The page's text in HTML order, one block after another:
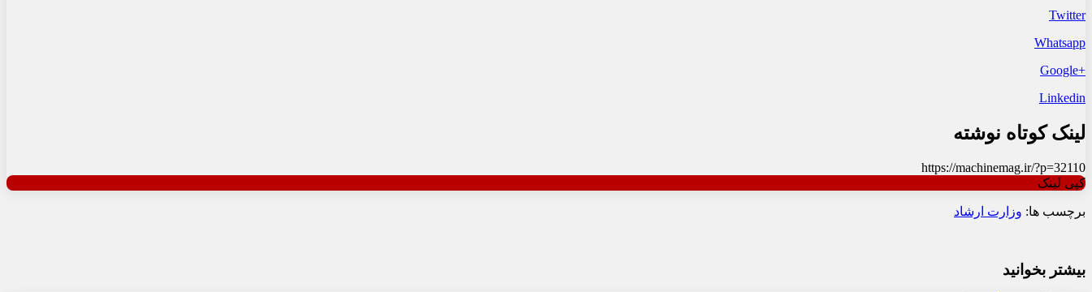
Twitter
Whatsapp
+Google
Linkedin
لینک کوتاه نوشته
https://machinemag.ir/?p=32110
کپی لینک
برچسب ها: وزارت ارشاد
بیشتر بخوانید